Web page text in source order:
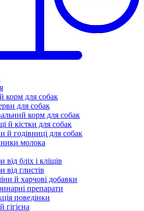
корм для собак
для собак
корм для собак
й кістки для собак
й годівниці для собак
молока
від бліх і кліщів
від глистів
й харчові добавки
препарати
поведінки
гігієна